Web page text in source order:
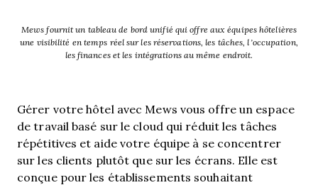
Mews fournit un tableau de bord unifié qui offre aux équipes hôtelières
une visibilité en temps réel sur les réservations, les tâches, l’occupation,
les finances et les intégrations au même endroit.
Gérer votre hôtel avec Mews vous offre un espace
de travail basé sur le cloud qui réduit les tâches
répétitives et aide votre équipe à se concentrer
sur les clients plutôt que sur les écrans. Elle est
conçue pour les établissements souhaitant